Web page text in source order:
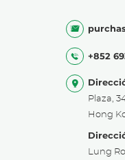
+852
Plaza,
Hong
Lung